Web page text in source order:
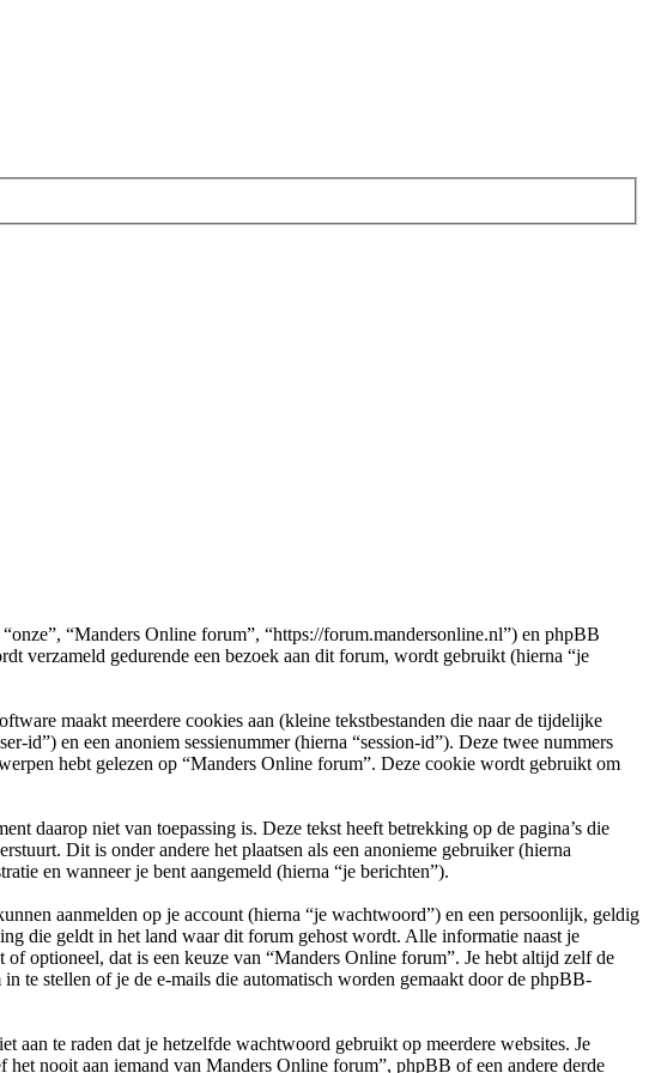
“Manders Online forum”, “https://forum.mandersonline.nl”) en phpBB
verzameld gedurende een bezoek aan dit forum, wordt gebruikt (hierna “je
maakt meerdere cookies aan (kleine tekstbestanden die naar de tijdelijke
id”) en een anoniem sessienummer (hierna “session-id”). Deze twee nummers
hebt gelezen op “Manders Online forum”. Deze cookie wordt gebruikt om
daarop niet van toepassing is. Deze tekst heeft betrekking op de pagina’s die
Dit is onder andere het plaatsen als een anonieme gebruiker (hierna
en wanneer je bent aangemeld (hierna “je berichten”).
aanmelden op je account (hierna “je wachtwoord”) en een persoonlijk, geldig
die geldt in het land waar dit forum gehost wordt. Alle informatie naast je
optioneel, dat is een keuze van “Manders Online forum”. Je hebt altijd zelf de
te stellen of je de e-mails die automatisch worden gemaakt door de phpBB-
aan te raden dat je hetzelfde wachtwoord gebruikt op meerdere websites. Je
nooit aan iemand van Manders Online forum”, phpBB of een andere derde